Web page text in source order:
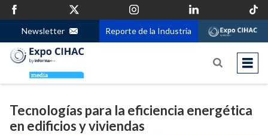
Newsletter Reporte de la Industria
Tecnologías para la eficiencia energética
en edificios y viviendas